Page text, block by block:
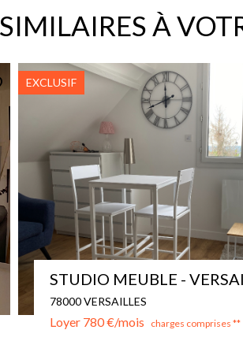
À
Studio meublé Viroflay
78220 VIROFLAY
Loyer 750 €/mois charges comprises **